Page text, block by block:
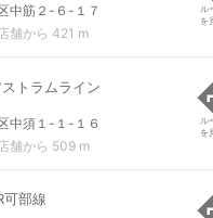
中筋２-６-１７
舗から 421 m
ル
を
ストラムライン
中須１-１-１６
舗から 509 m
ル
を
可部線